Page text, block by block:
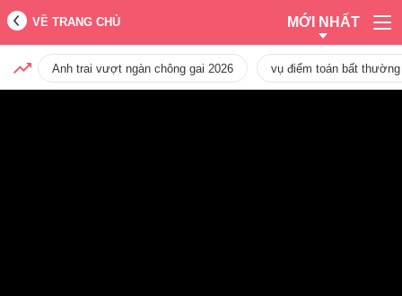
VỀ TRANG CHỦ MỚI NHẤT
Anh trai vượt ngàn chông gai 2026 vụ điểm toán bất